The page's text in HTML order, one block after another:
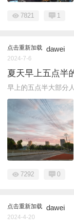
7821 1
点击重新加载 dawei
2024-7-6
夏天早上五点半
早上的五点半大部分
7292 0
点击重新加载 dawei
2024-4-20